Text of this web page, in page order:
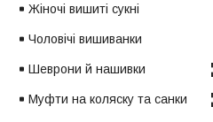
Жіночі вишиті сукні
Чоловічі вишиванки
Шеврони й нашивки
Муфти на коляску та санки